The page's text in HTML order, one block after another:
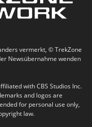
vermerkt, © TrekZone
Newsübernahme wenden
with CBS Studios Inc.
and logos are
for personal use only,
law.